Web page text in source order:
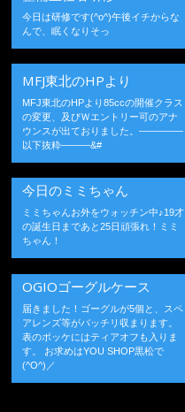
今日は研修です(^o^)午後イチからな
んで、眠くなりそっ
MFJ東北のHPより
MFJ東北のHPより85ccの開催クラス
の変更、及びＷエントリー可のアナ
ウンスが出ておりました。————–
以下抜粋———&#
今日のミミちゃん
ミミちゃんお外をウォッチン中♪19才
の誕生日まであと25日頑張れ！ミミ
ちゃん！
OGIOゴーグルケース
届きました！ゴーグルが5個と、スペ
アレンズ等がバッチリ収まります。
表のポッケにはティアオフも入りま
す。 お求めはYOU SHOP黒松で
(^O^)／